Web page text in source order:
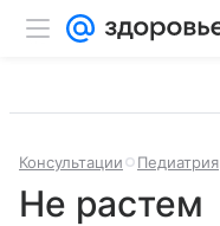
Консультации Педиатрия
Не растем